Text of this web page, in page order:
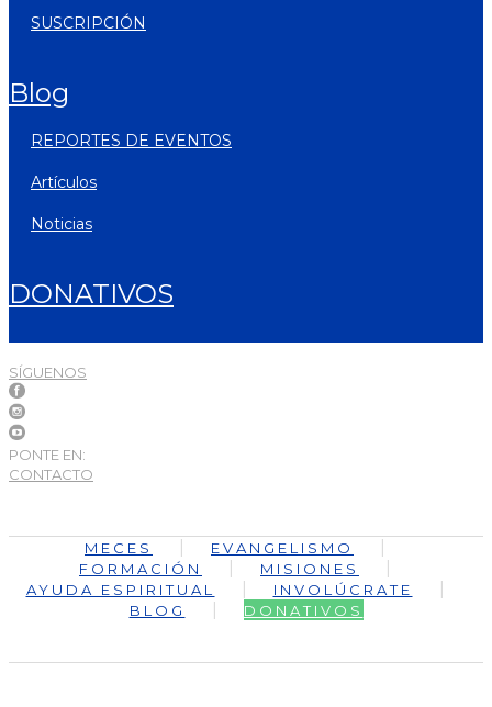
SUSCRIPCIÓN
blog
REPORTES DE EVENTOS
artículos
noticias
DONATIVOS
SÍGUENOS
PONTE EN:
CONTACTO
MECES
EVANGELISMO
FORMACIÓN
MISIONES
AYUDA ESPIRITUAL
INVOLÚCRATE
BLOG
DONATIVOS